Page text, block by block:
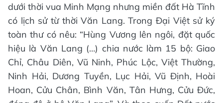
dưới thời vua Minh Mạng nhưng miền đất Hà Tĩnh
có lịch sử từ thời Văn Lang. Trong Đại Việt sử ký
toàn thư có nêu: “Hùng Vương lên ngôi, đặt quốc
hiệu là Văn Lang (…) chia nước làm 15 bộ: Giao
Chỉ, Châu Diên, Vũ Ninh, Phúc Lộc, Việt Thường,
Ninh Hải, Dương Tuyền, Lục Hải, Vũ Định, Hoài
Hoan, Cửu Chân, Bình Văn, Tân Hưng, Cửu Đức,